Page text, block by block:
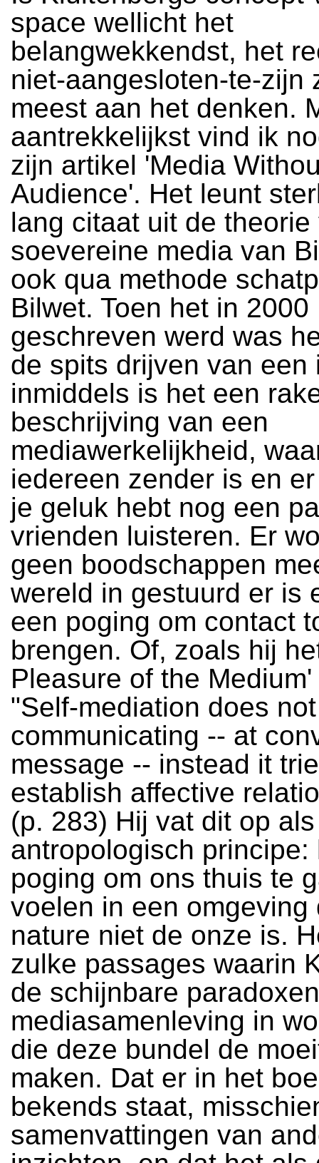
space wellicht het
belangwekkendst, het
niet-aangesloten-te-zijn
meest aan het denken.
aantrekkelijkst vind ik
zijn artikel 'Media
Audience'. Het leunt
lang citaat uit de theorie
soevereine media van
ook qua methode
Bilwet. Toen het in 2000
geschreven werd was
de spits drijven van een
inmiddels is het een
beschrijving van een
mediawerkelijkheid,
iedereen zender is en
je geluk hebt nog een
vrienden luisteren. Er
geen boodschappen
wereld in gestuurd er is
een poging om contact
brengen. Of, zoals hij
Pleasure of the
"Self-mediation does
communicating -- at
message -- instead it
establish affective
(p. 283) Hij vat dit op
antropologisch principe:
poging om ons thuis te
voelen in een omgeving
nature niet de onze is.
zulke passages waarin
de schijnbare
mediasamenleving in
die deze bundel de
maken. Dat er in het
bekends staat,
samenvattingen van